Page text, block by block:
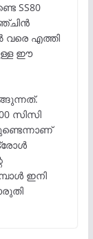
SS80
വരെ എത്തി
ഈ
സിസി
ഇനി